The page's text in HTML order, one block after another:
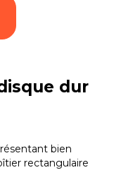
dur
bien
rectangulaire